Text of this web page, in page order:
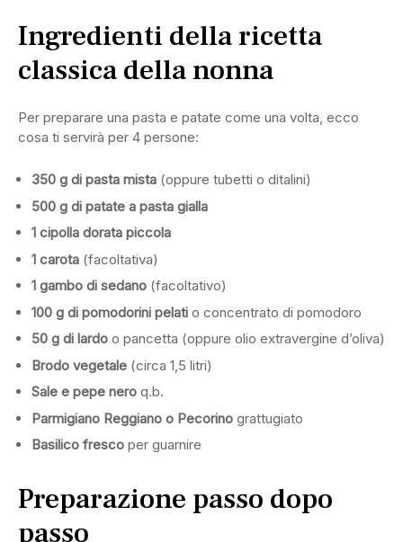
Ingredienti della ricetta
classica della nonna
Per preparare una pasta e patate come una volta, ecco
cosa ti servirà per 4 persone:
350 g di pasta mista (oppure tubetti o ditalini)
500 g di patate a pasta gialla
1 cipolla dorata piccola
1 carota (facoltativa)
1 gambo di sedano (facoltativo)
100 g di pomodorini pelati o concentrato di pomodoro
50 g di lardo o pancetta (oppure olio extravergine d’oliva)
Brodo vegetale (circa 1,5 litri)
Sale e pepe nero q.b.
Parmigiano Reggiano o Pecorino grattugiato
Basilico fresco per guarnire
Preparazione passo dopo
passo